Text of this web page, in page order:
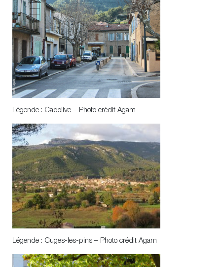
Légende : Cadolive – Photo crédit Agam
Légende : Cuges-les-pins – Photo crédit Agam